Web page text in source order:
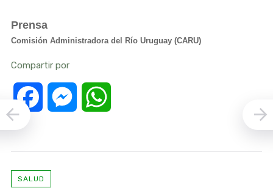
Prensa
Comisión Administradora del Río Uruguay (CARU)
Compartir por
Facebook Messenger
SALUD